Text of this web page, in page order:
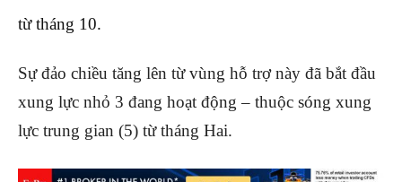
từ tháng 10.
Sự đảo chiều tăng lên từ vùng hỗ trợ này đã bắt đầu
xung lực nhỏ 3 đang hoạt động – thuộc sóng xung
lực trung gian (5) từ tháng Hai.